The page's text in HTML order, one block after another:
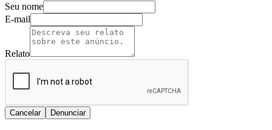
Seu nome
E-mail
Relato
Cancelar Denunciar